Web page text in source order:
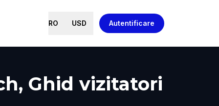
RO USD Autentificare
Ghid vizitatori